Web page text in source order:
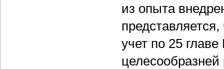
из опыта
учет по 25
целесообразней